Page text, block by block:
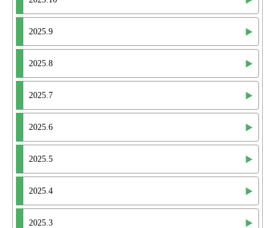
2025.9
2025.8
2025.7
2025.6
2025.5
2025.4
2025.3